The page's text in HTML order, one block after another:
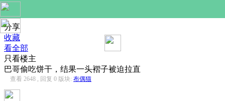
分享
收藏
看全部
只看楼主
巴哥偷吃饼干，结果一头褶子被迫拉直
查看 2648 , 回复 0 版块: 布偶猫